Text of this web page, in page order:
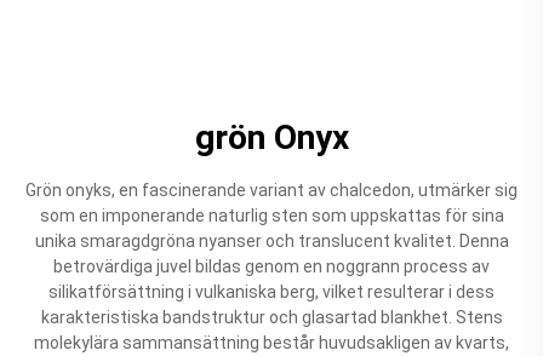
grön Onyx
Grön onyks, en fascinerande variant av chalcedon, utmärker sig
som en imponerande naturlig sten som uppskattas för sina
unika smaragdgröna nyanser och translucent kvalitet. Denna
betrovärdiga juvel bildas genom en noggrann process av
silikatförsättning i vulkaniska berg, vilket resulterar i dess
karakteristiska bandstruktur och glasartad blankhet. Stens
molekylära sammansättning består huvudsakligen av kvarts,